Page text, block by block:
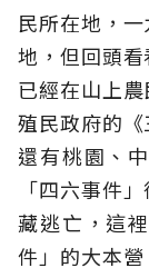
民所在地，
地，但回頭
已經在山上
殖民政府的
還有桃園、
「四六事件
藏逃亡，這
件」的大本